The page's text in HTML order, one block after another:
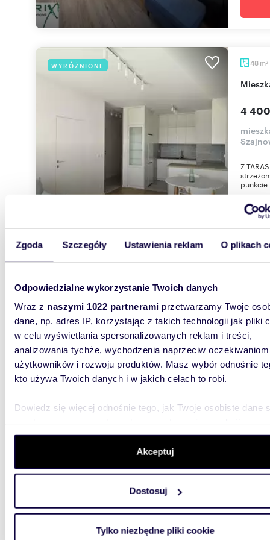
Zgoda Szczegóły Ustawienia reklam O plikach
Odpowiedzialne wykorzystanie Twoich danych
Wraz z naszymi 1022 partnerami przetwarzamy Twoje
dane, np. adres IP, korzystając z takich technologii jak pliki
w celu wyświetlania spersonalizowanych reklam i treści,
analizowania tychże, wychodzenia naprzeciw oczekiwaniom
użytkowników i rozwoju produktów. Masz wybór odnośnie
kto używa Twoich danych i w jakich celach to robi.
Dowiedz się więcej odnośnie tego, jak Twoje osobiste dane
szczegółów. W Deklaracji plików cookie możesz zmienić
wycofać swoją zgodę w dowolnej chwili.
aby oferować funkcje społecznościowe i analizować ruch w
witrynie. Informacje o tym, jak korzystasz z naszej witryny,
analitycznym. Partnerzy mogą połączyć te informacje z
Akceptuj
Dostosuj
Tylko niezbędne pliki cookie
WYRÓŻNIONE 48 m2
4
Z
punkcie
WYRÓŻNIONE
4